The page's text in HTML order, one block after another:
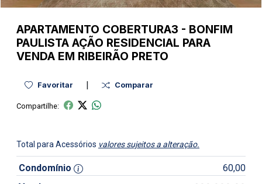
APARTAMENTO COBERTURA3 - BONFIM
PAULISTA AÇÃO RESIDENCIAL PARA
VENDA EM RIBEIRÃO PRETO
Favoritar | Comparar
Compartilhe:
Total para Acessórios valores sujeitos a alteração.
Condomínio
60,00